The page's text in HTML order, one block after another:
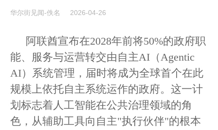
华尔街见闻-佚名 2026-04-26
阿联酋宣布在2028年前将50%的政府职
能、服务与运营转交由自主AI（Agentic
AI）系统管理，届时将成为全球首个在此
规模上依托自主系统运作的政府。这一计
划标志着人工智能在公共治理领域的角
色，从辅助工具向自主"执行伙伴"的根本